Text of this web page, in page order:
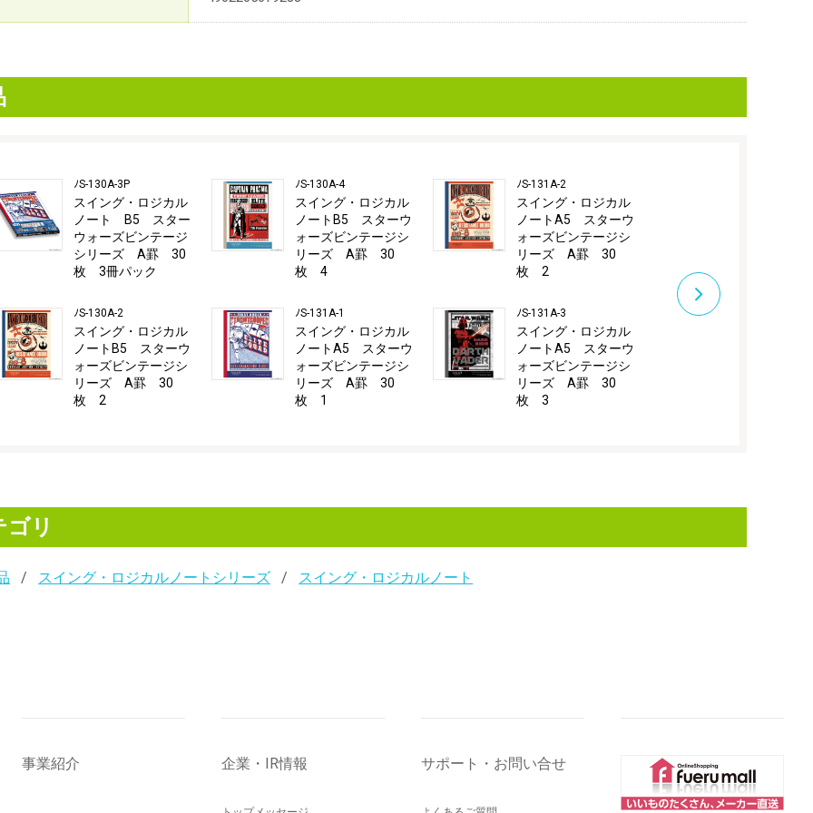
ﾉS-130A-3P
スイング・ロジカル
ノート B5 スター
ウォーズビンテージ
シリーズ A罫 30
枚 3冊パック
ﾉS-130A-2
スイング・ロジカル
ノートB5 スターウ
ォーズビンテージシ
リーズ A罫 30
枚 2
ﾉS-130A-4
スイング・ロジカル
ノートB5 スターウ
ォーズビンテージシ
リーズ A罫 30
枚 4
ﾉS-131A-1
スイング・ロジカル
ノートA5 スターウ
ォーズビンテージシ
リーズ A罫 30
枚 1
ﾉS-131A-2
スイング・ロジカル
ノートA5 スターウ
ォーズビンテージシ
リーズ A罫 30
枚 2
ﾉS-131A-3
スイング・ロジカル
ノートA5 スターウ
ォーズビンテージシ
リーズ A罫 30
枚 3
リ
スイング・ロジカルノートシリーズ スイング・ロジカルノート
事業紹介 企業・IR情報 サポート・お問い合せ